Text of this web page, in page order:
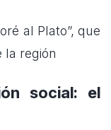
al Plato”, que
la región
social: el